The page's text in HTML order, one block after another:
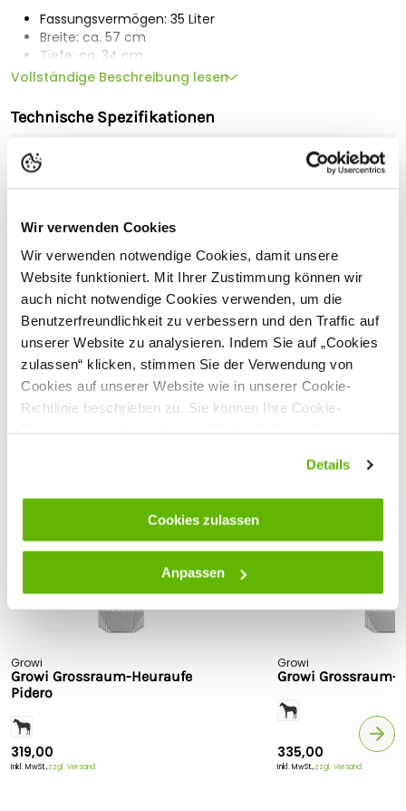
Wir verwenden Cookies
Wir verwenden notwendige Cookies, damit unsere
Website funktioniert. Mit Ihrer Zustimmung können wir
auch nicht notwendige Cookies verwenden, um die
Benutzerfreundlichkeit zu verbessern und den Traffic auf
unserer Website zu analysieren. Indem Sie auf „Cookies
zulassen“ klicken, stimmen Sie der Verwendung von
Cookies auf unserer Website wie in unserer Cookie-
Richtlinie beschrieben zu. Sie können Ihre Cookie-
Details
Cookies zulassen
Anpassen
Fassungsvermögen: 35 Liter
Breite: ca. 57 cm
Tiefe: ca. 34 cm
Höhe: ca. 24 cm
Bitte beachten Sie:
Lieferung nach Österreich: Bitte kontaktieren Sie uns für ein
unverbindliches Angebot.
Sicherheitshinweise
Hersteller:Großewinkelmann GmbH & Co. KG, Wortstr. 34-
36, 33397, Rietberg, Deutschland,info@growi.de
Vollständige Beschreibung lesen
Technische Spezifikationen
Geeignet für
Sehen Sie sich alle technischen Spezifikationen an
Kundenbewertungen
Growi
Growi Grossraum-Heuraufe
Pidero
319,00
Inkl. MwSt.,zzgl. Versand
Growi
Growi Grossraum-
335,00
Inkl. MwSt.,zzgl. Versand